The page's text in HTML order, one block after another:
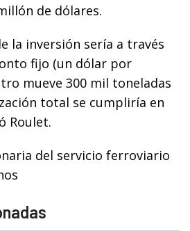
de dólares.
la inversión sería a través
fijo (un dólar por
mueve 300 mil toneladas
total se cumpliría en
Roulet.
del servicio ferroviario